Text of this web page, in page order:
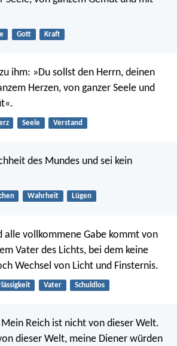
Gott Kraft
ihm: »Du sollst den Herrn, deinen
Herzen, von ganzer Seele und
Seele Verstand
des Mundes und sei kein
Wahrheit Lügen
alle vollkommene Gabe kommt von
Vater des Lichts, bei dem keine
Wechsel von Licht und Finsternis.
Vater Schuldlos
Reich ist nicht von dieser Welt.
dieser Welt, meine Diener würden